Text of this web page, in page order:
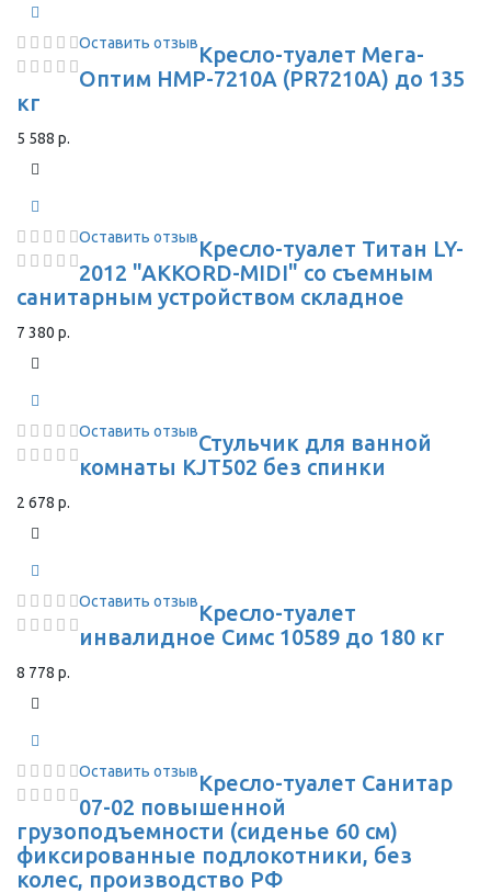
Оставить отзывКресло-туалет Мега-
Оптим HMP-7210A (PR7210A) до 135
кг
5 588 р.
Оставить отзывКресло-туалет Титан LY-
2012 "AKKORD-MIDI" со съемным
санитарным устройством складное
7 380 р.
Оставить отзывСтульчик для ванной
комнаты KJT502 без спинки
2 678 р.
Оставить отзывКресло-туалет
инвалидное Симс 10589 до 180 кг
8 778 р.
Оставить отзывКресло-туалет Санитар
07-02 повышенной
грузоподъемности (сиденье 60 см)
фиксированные подлокотники, без
колес, производство РФ